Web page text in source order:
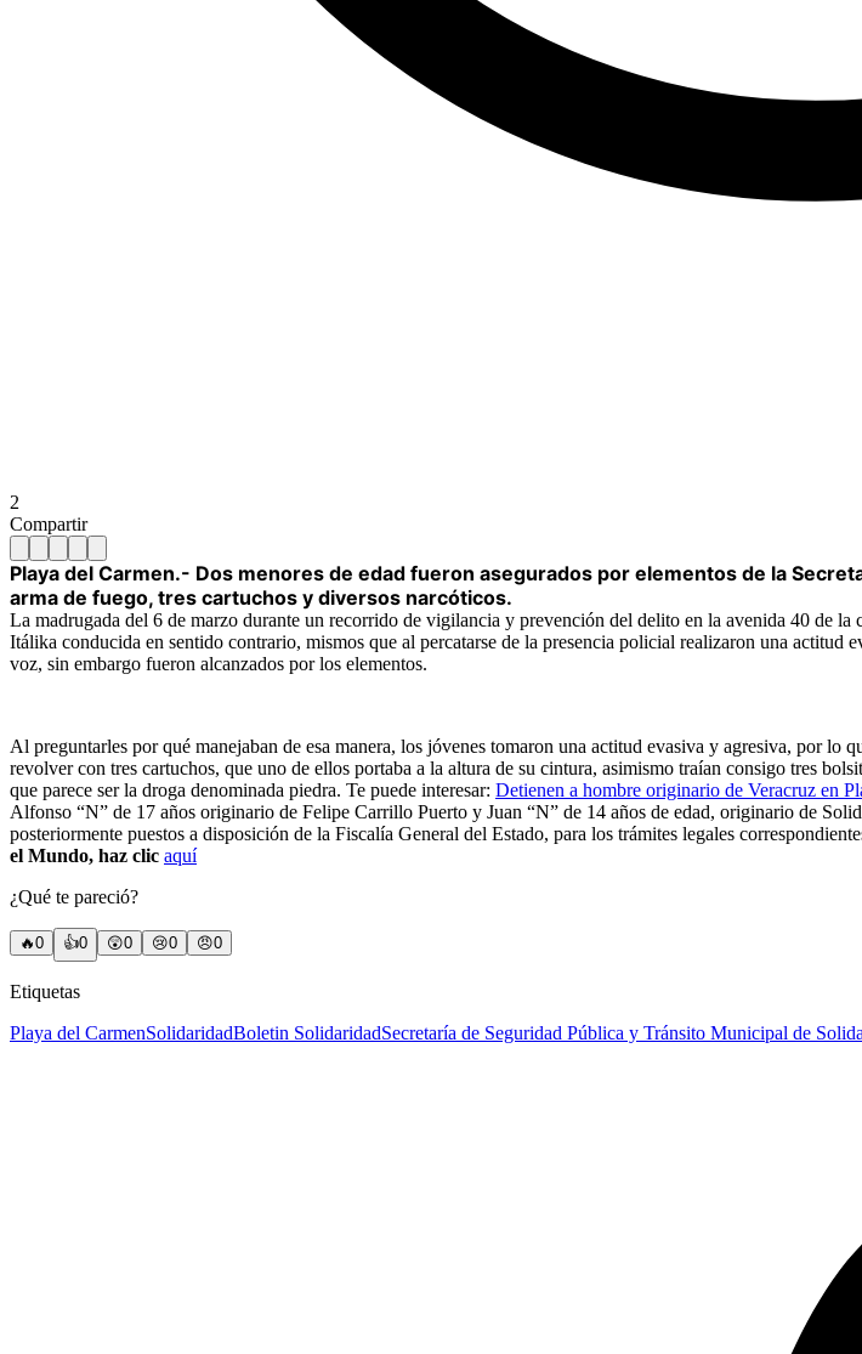
2
Compartir
Playa del Carmen.- Dos menores de edad fueron asegurados por elementos de la
arma de fuego, tres cartuchos y diversos narcóticos.
La madrugada del 6 de marzo durante un recorrido de vigilancia y prevención del delito en la avenida 40 de
Itálika conducida en sentido contrario, mismos que al percatarse de la presencia policial realizaron una actitud
voz, sin embargo fueron alcanzados por los elementos.
Al preguntarles por qué manejaban de esa manera, los jóvenes tomaron una actitud evasiva y agresiva, por
revolver con tres cartuchos, que uno de ellos portaba a la altura de su cintura, asimismo traían consigo tres
que parece ser la droga denominada piedra. Te puede interesar: Detienen a hombre originario de Veracruz en
Alfonso “N” de 17 años originario de Felipe Carrillo Puerto y Juan “N” de 14 años de edad, originario de
posteriormente puestos a disposición de la Fiscalía General del Estado, para los trámites legales
el Mundo, haz clic aquí
¿Qué te pareció?
🔥0 👍0 😲0 😢0 😠0
Etiquetas
Playa del CarmenSolidaridadBoletin SolidaridadSecretaría de Seguridad Pública y Tránsito Municipal de